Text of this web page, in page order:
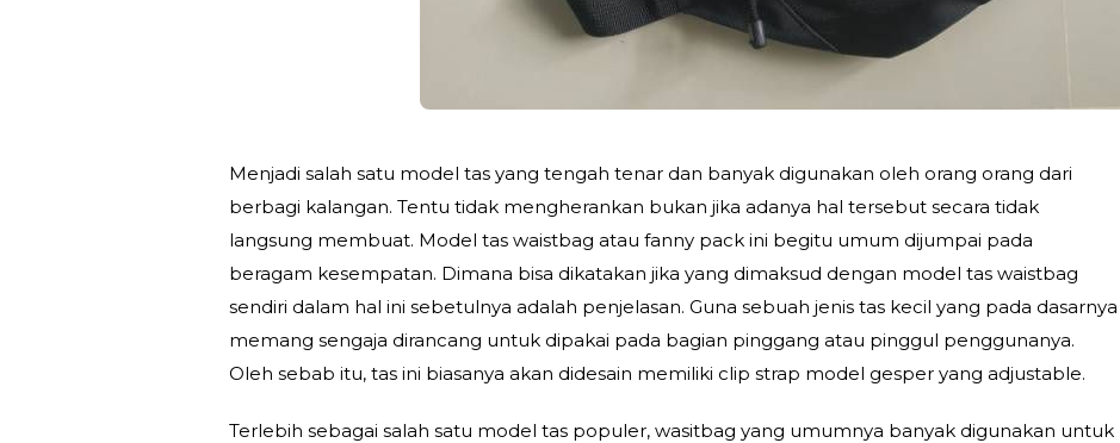
Menjadi salah satu model tas yang tengah tenar dan banyak digunakan oleh orang orang dari
berbagi kalangan. Tentu tidak mengherankan bukan jika adanya hal tersebut secara tidak
langsung membuat. Model tas waistbag atau fanny pack ini begitu umum dijumpai pada
beragam kesempatan. Dimana bisa dikatakan jika yang dimaksud dengan model tas waistbag
sendiri dalam hal ini sebetulnya adalah penjelasan. Guna sebuah jenis tas kecil yang pada dasarnya
memang sengaja dirancang untuk dipakai pada bagian pinggang atau pinggul penggunanya.
Oleh sebab itu, tas ini biasanya akan didesain memiliki clip strap model gesper yang adjustable.
Terlebih sebagai salah satu model tas populer, wasitbag yang umumnya banyak digunakan untuk